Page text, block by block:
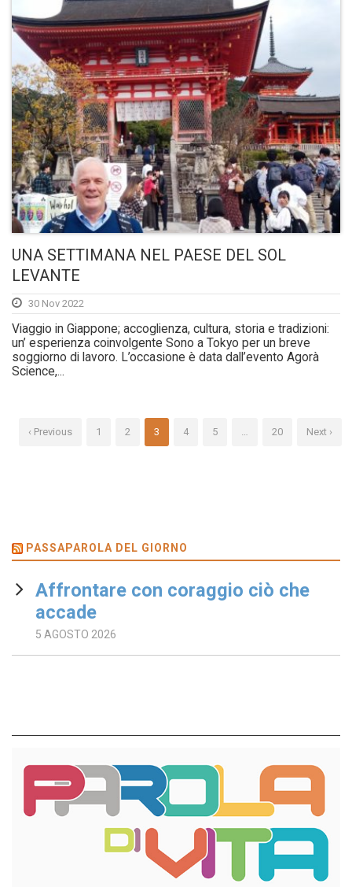
UNA SETTIMANA NEL PAESE DEL SOL
LEVANTE
30 Nov 2022
Viaggio in Giappone; accoglienza, cultura, storia e tradizioni:
un’ esperienza coinvolgente Sono a Tokyo per un breve
soggiorno di lavoro. L’occasione è data dall’evento Agorà
Science,...
‹ Previous 1 2 3 4 5 20 Next ›
PASSAPAROLA DEL GIORNO
Affrontare con coraggio ciò che
accade
5 AGOSTO 2026